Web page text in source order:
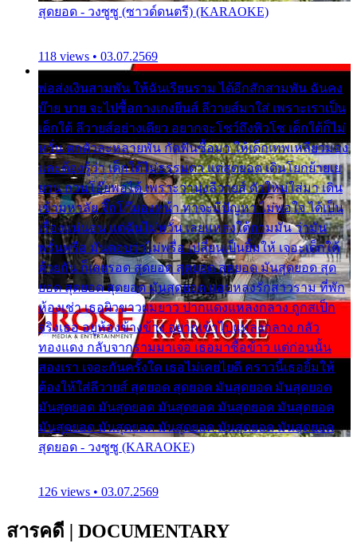
สุดยอด - วงซูซู (ซาวด์ดนตรี) (KARAOKE)
118 views • 03.07.2569
พ่อส่งเงินสามพัน ให้ฉันเรียนราม ได้อีกสักสามพัน ฉันคง
บ๊าย บาย จะไปซื้อกางเกงยีนส์ ลีวายส์มาใส่ เพราะเราเป็น
เด็กใต้ ลีวายส์อย่างเดียว อยากจะโชว์ถึงหิวโซ เด็กใต้ก็ไม่
หวั่น ตกตัวละหลายพัน กัดฟันซื้อมา ให้เด็กเทพเหลียวมอง
และต้องรู้ว่า เด็กใต้ไม่ธรรมดา แต่สุดยอด เดินโยกย้ายเย
ยวน กวนโอ๊ยพอได้ เพราะว่านุ่งลีวายส์ ตัวใหม่ใส่มา เดิน
เข้ามหาลัย จิ๊กโก๊มองหน้า ท่าจะมีปัญหา ไม่พอใจ ได้เป็น
เรื่องแน่นอน แต่ฉันไม่หวั่น เลยแหลงใต้ถามมัน ว่ามัน
พรั่นพรือ มันตอบว่าไม่พรื่อ เปลี่ยนเป็นยิ้มให้ เจอะเด็กใต้
ด้วยกัน ก็เลยรอด สุดยอด สุดยอด สุดยอด มันสุดยอด สุด
ยอด สุดยอด สุดยอด มันสุดยอด แอบหลงรักสาวราม ที่พัก
ห้องเช่า เธอผิวขาวผมยาว ปากแดงแหลงกลาง ถูกสเป็ก
จริงเธอ อยู่ห้องข้างข้าง อยากเข้าไปแหลงกลาง กลัว
ทองแดง กลับจากรามมาเจอ เธอมาซื้อข้าว แต่ก่อนนั้น
สองเรา เจอะกันครั้งใด เธอไม่เคยไยดี คราวนี้เธอยิ้มให้
ต้องให้ใส่ลีวายส์ สุดยอด สุดยอด มันสุดยอด มันสุดยอด
มันสุดยอด มันสุดยอด มันสุดยอด มันสุดยอด มันสุดยอด
มันสุดยอด มันสุดยอด มันสุดยอด มันสุดยอด มันสุดยอด
สุดยอด - วงซูซู (KARAOKE)
126 views • 03.07.2569
สารคดี | DOCUMENTARY